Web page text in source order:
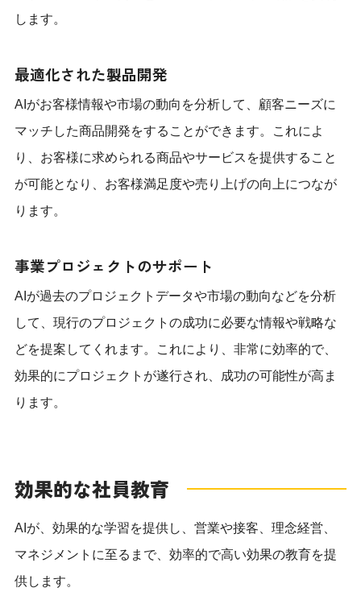
します。
最適化された製品開発
AIがお客様情報や市場の動向を分析して、顧客ニーズに
マッチした商品開発をすることができます。これによ
り、お客様に求められる商品やサービスを提供すること
が可能となり、お客様満足度や売り上げの向上につなが
ります。
事業プロジェクトのサポート
AIが過去のプロジェクトデータや市場の動向などを分析
して、現行のプロジェクトの成功に必要な情報や戦略な
どを提案してくれます。これにより、非常に効率的で、
効果的にプロジェクトが遂行され、成功の可能性が高ま
ります。
効果的な社員教育
AIが、効果的な学習を提供し、営業や接客、理念経営、
マネジメントに至るまで、効率的で高い効果の教育を提
供します。